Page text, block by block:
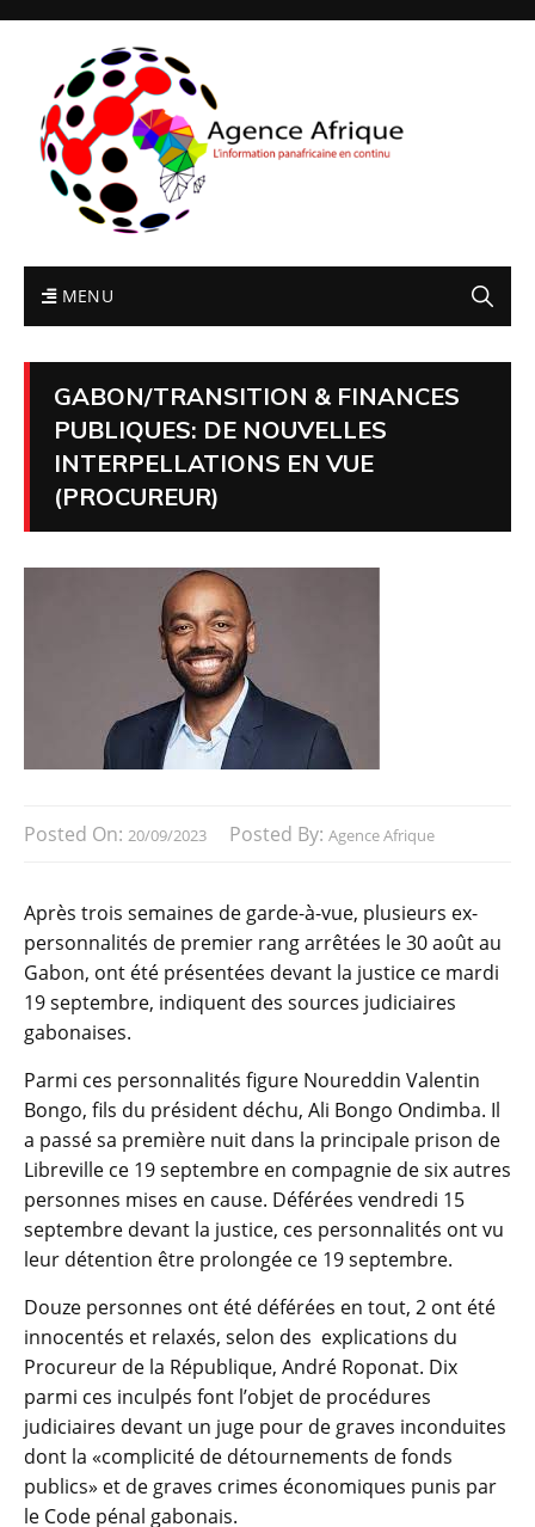
MENU
GABON/TRANSITION & FINANCES
PUBLIQUES: DE NOUVELLES
INTERPELLATIONS EN VUE
(PROCUREUR)
Posted On: 20/09/2023 Posted By: Agence Afrique
Après trois semaines de garde-à-vue, plusieurs ex-
personnalités de premier rang arrêtées le 30 août au
Gabon, ont été présentées devant la justice ce mardi
19 septembre, indiquent des sources judiciaires
gabonaises.
Parmi ces personnalités figure Noureddin Valentin
Bongo, fils du président déchu, Ali Bongo Ondimba. Il
a passé sa première nuit dans la principale prison de
Libreville ce 19 septembre en compagnie de six autres
personnes mises en cause. Déférées vendredi 15
septembre devant la justice, ces personnalités ont vu
leur détention être prolongée ce 19 septembre.
Douze personnes ont été déférées en tout, 2 ont été
innocentés et relaxés, selon des explications du
Procureur de la République, André Roponat. Dix
parmi ces inculpés font l’objet de procédures
judiciaires devant un juge pour de graves inconduites
dont la «complicité de détournements de fonds
publics» et de graves crimes économiques punis par
le Code pénal gabonais.